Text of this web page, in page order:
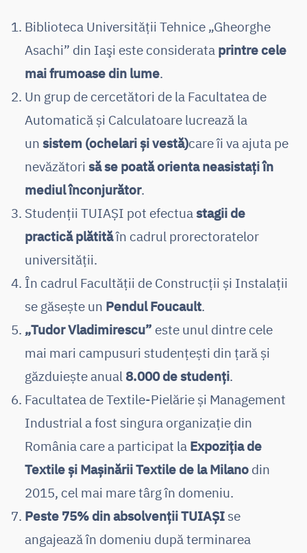
Biblioteca Universităţii Tehnice „Gheorghe
Asachi” din Iaşi este considerata printre cele
mai frumoase din lume.
Un grup de cercetători de la Facultatea de
Automatică și Calculatoare lucrează la
un sistem (ochelari și vestă)care îi va ajuta pe
nevăzători să se poată orienta neasistați în
mediul înconjurător.
Studenții TUIAȘI pot efectuastagii de
practică plătităîn cadrul prorectoratelor
universității.
În cadrul Facultății de Construcții și Instalații
se găsește un Pendul Foucault.
„Tudor Vladimirescu” este unul dintre cele
mai mari campusuri studențești din țară și
găzduiește anual 8.000 de studenți.
Facultatea de Textile-Pielărie și Management
Industrial a fost singura organizație din
România care a participat la Expoziția de
Textile și Mașinării Textile de la Milano din
2015, cel mai mare târg în domeniu.
Peste 75% din absolvenții TUIAȘI se
angajează în domeniu după terminarea